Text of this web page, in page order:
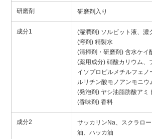
研磨剤 研磨剤入り
成分1
(湿潤剤) ソルビット液、濃
(溶剤) 精製水
(清掃剤・研磨剤) 含水ケイ
(薬用成分) 硝酸カリウム、
イソプロピルメチルフェノ
ルリチン酸モノアンモニウ
(発泡剤) ヤシ油脂肪酸アミ
(香味剤) 香料
成分2
サッカリンNa、スクラロ
油、ハッカ油